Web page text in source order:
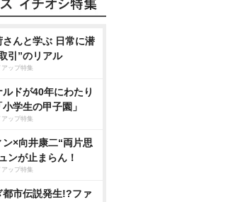
さんと学ぶ 日常に潜
引”のリアル
ップ特集
ルドが40年にわたり
学生の甲子園」
ップ特集
×向井康二“両片思
ンが止まらん！
ップ特集
都市伝説発生!?ファ